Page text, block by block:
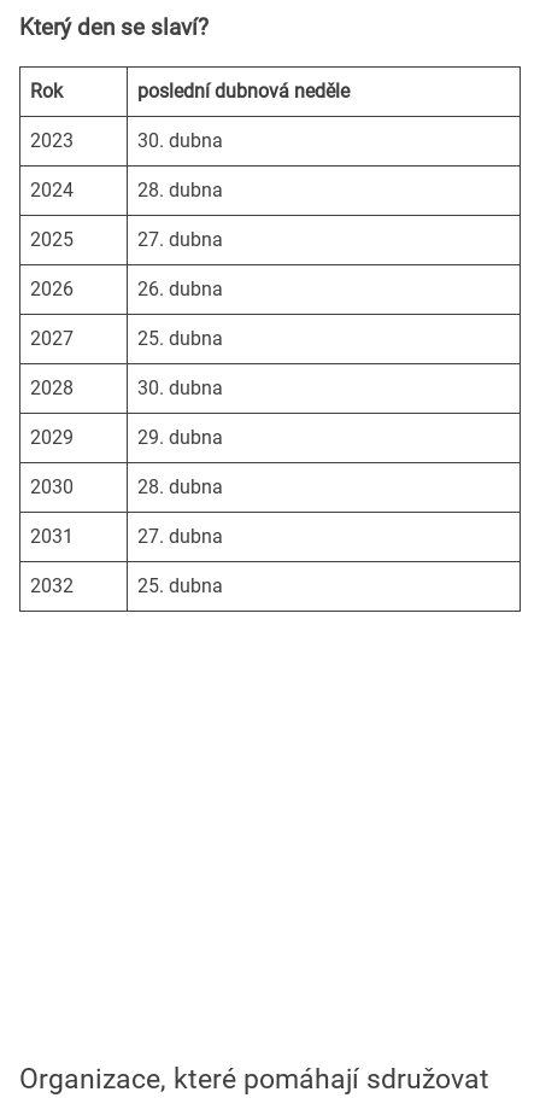
Který den se slaví?
Rok poslední dubnová neděle
2023 30. dubna
2024 28. dubna
2025 27. dubna
2026 26. dubna
2027 25. dubna
2028 30. dubna
2029 29. dubna
2030 28. dubna
2031 27. dubna
2032 25. dubna
Organizace, které pomáhají sdružovat